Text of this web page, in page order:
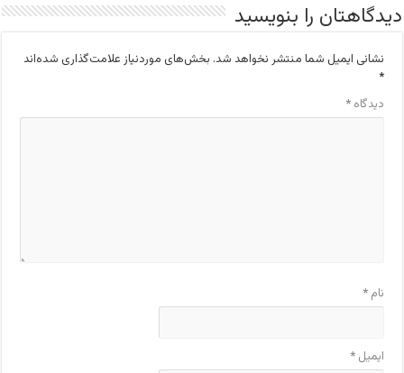
دیدگاهتان را بنویسید
نشانی ایمیل شما منتشر نخواهد شد. بخش‌های موردنیاز علامت‌گذاری شده‌اند
*
دیدگاه*
نام*
ایمیل*